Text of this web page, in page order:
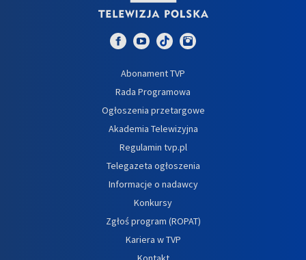
Abonament TVP
Rada Programowa
Ogłoszenia przetargowe
Akademia Telewizyjna
Regulamin tvp.pl
Telegazeta ogłoszenia
Informacje o nadawcy
Konkursy
Zgłoś program (ROPAT)
Kariera w TVP